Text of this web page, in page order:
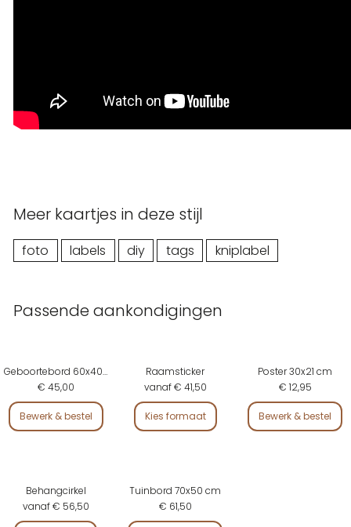
Meer kaartjes in deze stijl
foto labels diy tags kniplabel
Passende aankondigingen
Geboortebord 60x40 cm
€ 45,00
Bewerk & bestel
Raamsticker
vanaf € 41,50
Kies formaat
Poster 30x21 cm
€ 12,95
Bewerk & bestel
Behangcirkel
vanaf € 56,50
Tuinbord 70x50 cm
€ 61,50